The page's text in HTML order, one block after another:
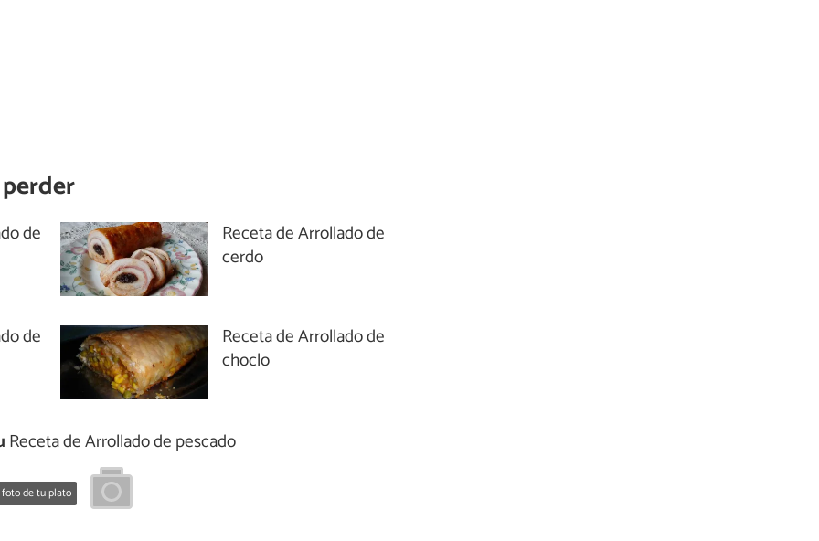
de
Receta de Arrollado de
cerdo
de
Receta de Arrollado de
choclo
Receta de Arrollado de pescado
foto de tu plato